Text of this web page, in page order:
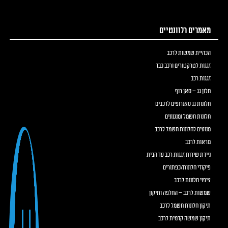
מאמרים רלוונטיים
הכהיית שמשות לרכב
זגגות לטרקטורים ורכב כבד
זגגות רכב
חלון גג – סאן רוף
חלונות גג סאנרופים לרכבים
חלונות חשמל ומנגנונים
מנועים לחלונות חשמל לרכב
מראות לרכב
ניידת שירות זגגות רכב עד הבית
פיקודי חלונות/כפתורים
ציפוי חלונות לרכב
שמשות לרכב – החלפה ותיקון
תיקון חלונות חשמל לרכב
תיקון שמשה קדמית לרכב